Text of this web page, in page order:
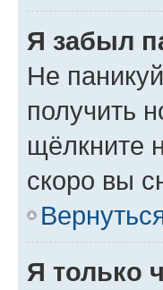
Я забыл
Не
получить
щёлкните
скоро вы
Я только